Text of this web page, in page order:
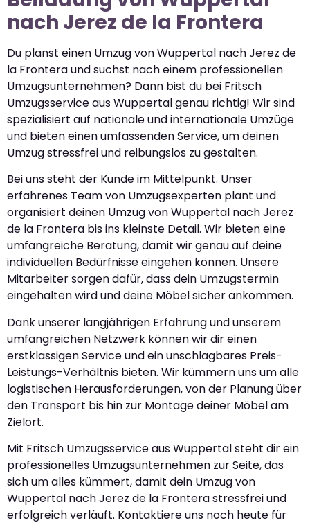
nach Jerez de la Frontera
Du planst einen Umzug von Wuppertal nach Jerez de
la Frontera und suchst nach einem professionellen
Umzugsunternehmen? Dann bist du bei Fritsch
Umzugsservice aus Wuppertal genau richtig! Wir sind
spezialisiert auf nationale und internationale Umzüge
und bieten einen umfassenden Service, um deinen
Umzug stressfrei und reibungslos zu gestalten.
Bei uns steht der Kunde im Mittelpunkt. Unser
erfahrenes Team von Umzugsexperten plant und
organisiert deinen Umzug von Wuppertal nach Jerez
de la Frontera bis ins kleinste Detail. Wir bieten eine
umfangreiche Beratung, damit wir genau auf deine
individuellen Bedürfnisse eingehen können. Unsere
Mitarbeiter sorgen dafür, dass dein Umzugstermin
eingehalten wird und deine Möbel sicher ankommen.
Dank unserer langjährigen Erfahrung und unserem
umfangreichen Netzwerk können wir dir einen
erstklassigen Service und ein unschlagbares Preis-
Leistungs-Verhältnis bieten. Wir kümmern uns um alle
logistischen Herausforderungen, von der Planung über
den Transport bis hin zur Montage deiner Möbel am
Zielort.
Mit Fritsch Umzugsservice aus Wuppertal steht dir ein
professionelles Umzugsunternehmen zur Seite, das
sich um alles kümmert, damit dein Umzug von
Wuppertal nach Jerez de la Frontera stressfrei und
erfolgreich verläuft. Kontaktiere uns noch heute für